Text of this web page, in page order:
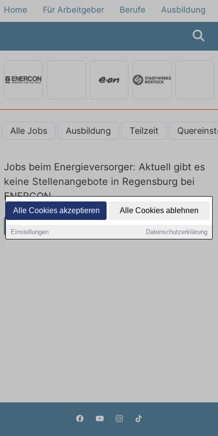
Alle Cookies akzeptieren Alle Cookies ablehnen
Einstellungen Datenschutzerklärung
Home Für Arbeitgeber Berufe Ausbildung
Alle Jobs Ausbildung Teilzeit
Jobs beim Energieversorger: Aktuell gibt es
keine Stellenangebote in Regensburg bei
ENERCON